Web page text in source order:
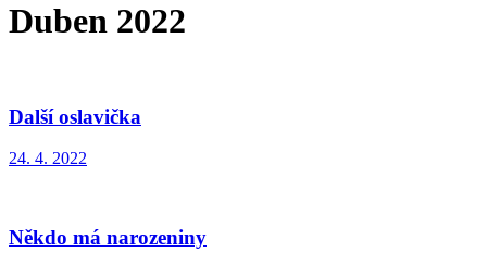
Duben 2022
Další oslavička
24. 4. 2022
Někdo má narozeniny